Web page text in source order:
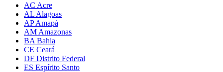
AC Acre
AL Alagoas
AP Amapá
AM Amazonas
BA Bahia
CE Ceará
DF Distrito Federal
ES Espírito Santo